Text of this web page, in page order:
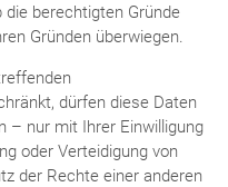
berechtigten Gründe
Gründen überwiegen.
dürfen diese Daten
– nur mit Ihrer Einwilligung
oder Verteidigung von
der Rechte einer anderen